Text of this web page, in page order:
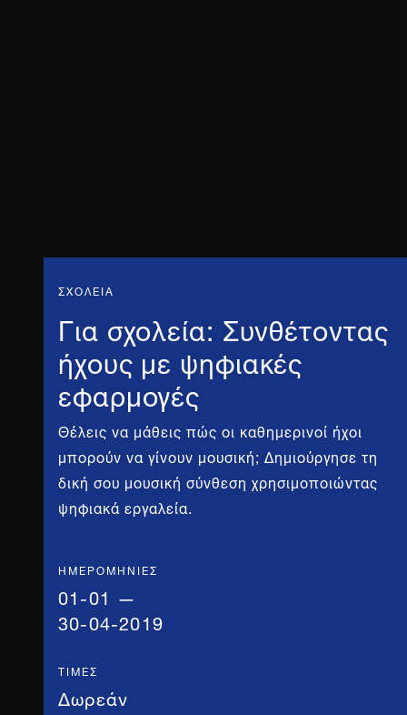
ΣΧΟΛΕΙΑ
Για σχολεία: Συνθέτοντας
ήχους με ψηφιακές
εφαρμογές
Θέλεις να μάθεις πώς οι καθημερινοί ήχοι
μπορούν να γίνουν μουσική; Δημιούργησε τη
δική σου μουσική σύνθεση χρησιμοποιώντας
ψηφιακά εργαλεία.
ΗΜΕΡΟΜΗΝΊΕΣ
01-01 —
30-04-2019
ΤΙΜΈΣ
Δωρεάν